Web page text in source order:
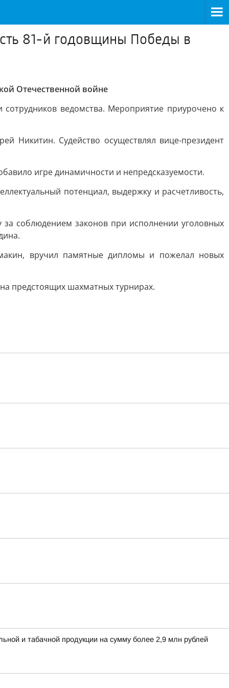
81-й годовщины Победы в
Отечественной войне
ведомства. Мероприятие приурочено к
Никитин. Судейство осуществлял вице-президент
игре динамичности и непредсказуемости.
потенциал, выдержку и расчетливость,
соблюдением законов при исполнении уголовных
вручил памятные дипломы и пожелал новых
предстоящих шахматных турнирах.
и табачной продукции на сумму более 2,9 млн рублей